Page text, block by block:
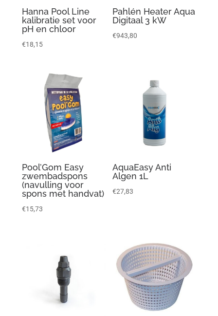
Hanna Pool Line
kalibratie set voor
pH en chloor
€18,15
Pahlén Heater Aqua
Digitaal 3 kW
€943,80
Pool’Gom Easy
zwembadspons
(navulling voor
spons met handvat)
€15,73
AquaEasy Anti
Algen 1L
€27,83